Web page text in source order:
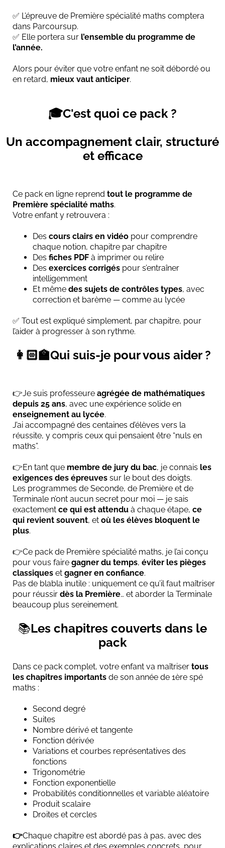
✅ L’épreuve de Première spécialité maths comptera
dans Parcoursup.
✅ Elle portera sur l’ensemble du programme de
l’année.
Alors pour éviter que votre enfant ne soit débordé ou
en retard, mieux vaut anticiper.
🎓C'est quoi ce pack ?
Un accompagnement clair, structuré
et efficace
Ce pack en ligne reprend tout le programme de
Première spécialité maths.
Votre enfant y retrouvera :
Des cours clairs en vidéo pour comprendre
chaque notion, chapitre par chapitre
Des fiches PDF à imprimer ou relire
Des exercices corrigés pour s’entraîner
intelligemment
Et même des sujets de contrôles types, avec
correction et barème — comme au lycée
✅ Tout est expliqué simplement, par chapitre, pour
l’aider à progresser à son rythme.
👩🏻‍🏫Qui suis-je pour vous aider ?
👉Je suis professeure agrégée de mathématiques
depuis 25 ans, avec une expérience solide en
enseignement au lycée.
J’ai accompagné des centaines d’élèves vers la
réussite, y compris ceux qui pensaient être “nuls en
maths”.
👉En tant que membre de jury du bac, je connais les
exigences des épreuves sur le bout des doigts.
Les programmes de Seconde, de Première et de
Terminale n’ont aucun secret pour moi — je sais
exactement ce qui est attendu à chaque étape, ce
qui revient souvent, et où les élèves bloquent le
plus.
👉Ce pack de Première spécialité maths, je l’ai conçu
pour vous faire gagner du temps, éviter les pièges
classiques et gagner en confiance.
Pas de blabla inutile : uniquement ce qu’il faut maîtriser
pour réussir dès la Première… et aborder la Terminale
beaucoup plus sereinement.
📚Les chapitres couverts dans le
pack
Dans ce pack complet, votre enfant va maîtriser tous
les chapitres importants de son année de 1ère spé
maths :
Second degré
Suites
Nombre dérivé et tangente
Fonction dérivée
Variations et courbes représentatives des
fonctions
Trigonométrie
Fonction exponentielle
Probabilités conditionnelles et variable aléatoire
Produit scalaire
Droites et cercles
👉Chaque chapitre est abordé pas à pas, avec des